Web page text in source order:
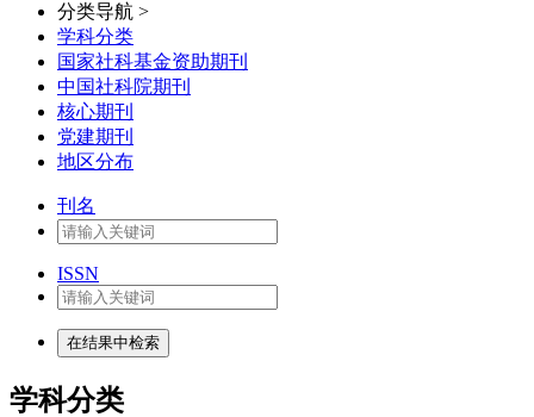
分类导航 >
学科分类
国家社科基金资助期刊
中国社科院期刊
核心期刊
党建期刊
地区分布
刊名
ISSN
学科分类